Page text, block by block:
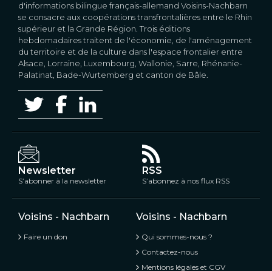
d'informations bilingue français-allemand Voisins-Nachbarn
se consacre aux coopérations transfrontalières entre le Rhin
supérieur et la Grande Région. Trois éditions
hebdomadaires traitent de l'économie, de l'aménagement
du territoire et de la culture dans l'espace frontalier entre
Alsace, Lorraine, Luxembourg, Wallonie, Sarre, Rhénanie-
Palatinat, Bade-Wurtemberg et canton de Bâle.
Newsletter
S’abonner à la newsletter
RSS
S’abonnez à nos flux RSS
Voisins - Nachbarn
Faire un don
Voisins - Nachbarn
Qui sommes-nous ?
Contactez-nous
Mentions légales et CGV